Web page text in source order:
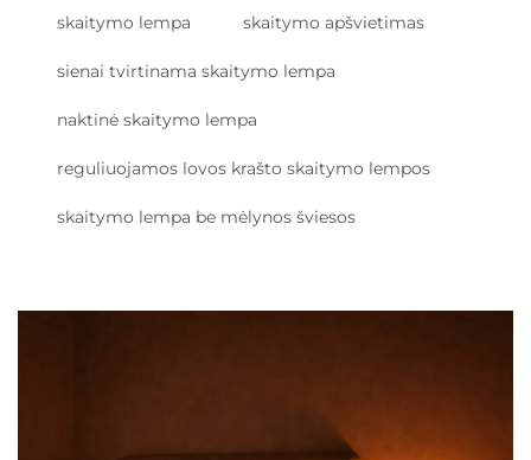
skaitymo lempa skaitymo apšvietimas
sienai tvirtinama skaitymo lempa
naktinė skaitymo lempa
reguliuojamos lovos krašto skaitymo lempos
skaitymo lempa be mėlynos šviesos